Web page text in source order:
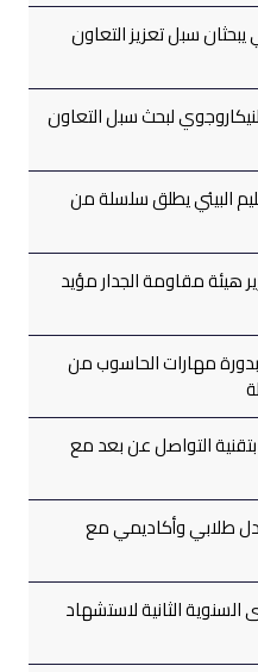
سبل تعزيز التعاون
لبحث سبل التعاون
البيئي يطلق سلسلة من
هيئة مقاومة الجدار مؤيد
مهارات الحاسوب من
التواصل عن بعد مع
طلابي وأكاديمي مع
الثانية لاستشهاد